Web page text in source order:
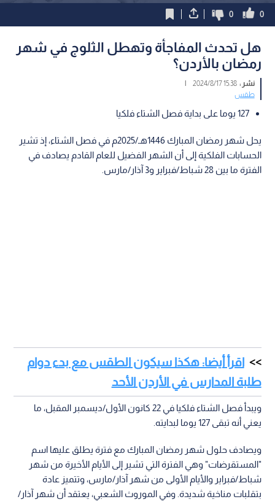
0
0
هل تحدث المفاجأة وتهطل الثلوج في شهر
رمضان بالأردن؟
نشر :15:38 2024/8/17
|
طقس
127 يوما على بداية فصل الشتاء فلكيا
يحل شهر رمضان المبارك 1446هـ/2025م في فصل الشتاء، إذ تشير
الحسابات الفلكية إلى أن الشهر الفضيل للعام القادم يصادف في
الفترة ما بين 28 شباط/فبراير و3 آذار/مارس.
اقرأ أيضا: هكذا سيكون الطقس مع بدء دوام
طلبة المدارس في الأردن الأحد
ويبدأ فصل الشتاء فلكيا في 22 كانون الأول/ديسمبر المقبل، ما
يعني أنه تبقى 127 يوما لبدايته.
ويصادف حلول شهر رمضان المبارك مع فترة يطلق عليها اسم
"المستقرضات" وهي الفترة التي تشير إلى الأيام الأخيرة من شهر
شباط/فبراير والأيام الأولى من شهر آذار/مارس، وتتميز عادة
بتقلبات مناخية شديدة. وفي الموروث الشعبي، يعتقد أن شهر آذار/